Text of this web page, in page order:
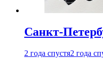
Санкт-
2 года спустя2 года